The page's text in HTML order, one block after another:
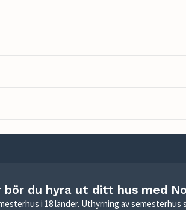
bör du hyra ut ditt hus med
i 18 länder. Uthyrning av semesterhus